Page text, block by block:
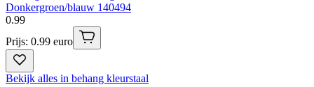
Donkergroen/blauw 140494
0.99
Prijs: 0.99 euro
Bekijk alles in behang kleurstaal